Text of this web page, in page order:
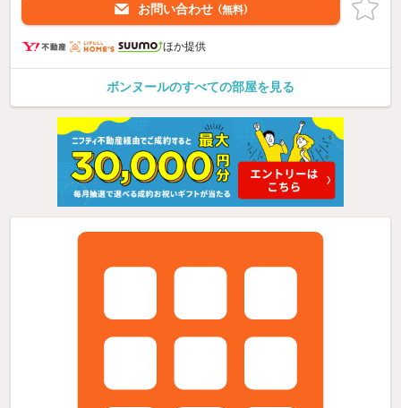
お問い合わせ （無料）
ほか提供
ボンヌールのすべての部屋を見る